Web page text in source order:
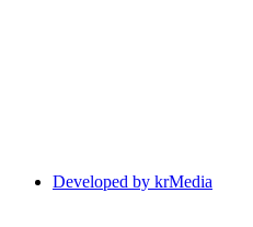
Developed by krMedia